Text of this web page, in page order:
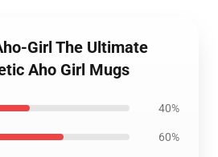
Girl The Ultimate
Aho Girl Mugs
40%
60%